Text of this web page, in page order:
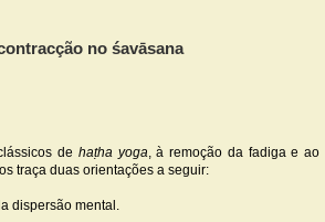
no śavāsana
de haṭha yoga, à remoção da fadiga e ao
traça duas orientações a seguir:
dispersão mental.